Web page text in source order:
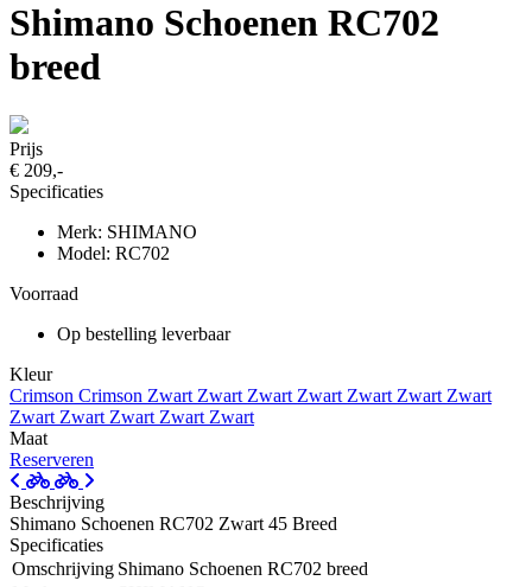
Shimano Schoenen RC702
breed
Prijs
€ 209,-
Specificaties
Merk: SHIMANO
Model: RC702
Voorraad
Op bestelling leverbaar
Kleur
Crimson Crimson Zwart Zwart Zwart Zwart Zwart Zwart Zwart
Zwart Zwart Zwart Zwart Zwart
Maat
Reserveren
Beschrijving
Shimano Schoenen RC702 Zwart 45 Breed
Specificaties
Omschrijving Shimano Schoenen RC702 breed